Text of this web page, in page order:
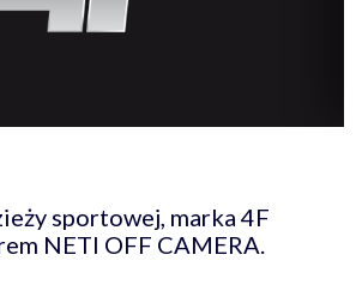
sportowej, marka 4F
NETI OFF CAMERA.